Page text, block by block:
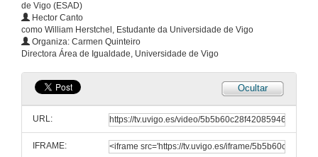
de Vigo (ESAD)
Hector Canto
como William Herstchel, Estudante da Universidade de Vigo
Organiza: Carmen Quinteiro
Directora Área de Igualdade, Universidade de Vigo
Ocultar
URL:
IFRAME: